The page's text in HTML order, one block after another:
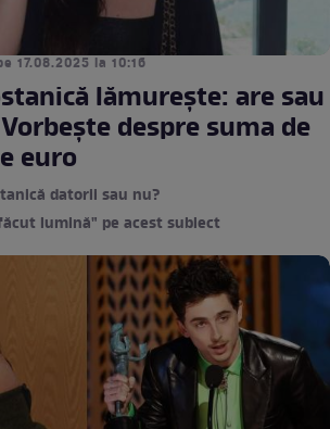
17.08.2025 la 10:16
lămurește: are sau
despre suma de
euro
datorii sau nu?
lumină" pe acest subiect